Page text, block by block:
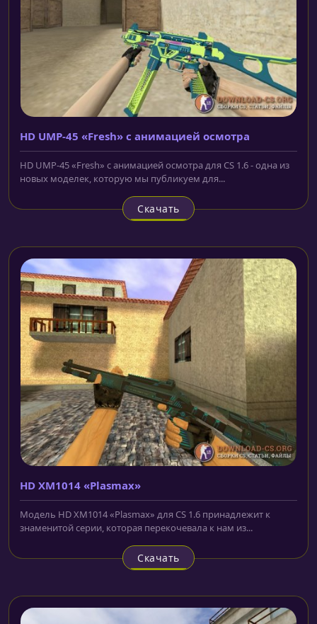
HD UMP-45 «Fresh» с анимацией осмотра
HD UMP-45 «Fresh» с анимацией осмотра для CS 1.6 - одна из
новых моделек, которую мы публикуем для...
Скачать
HD XM1014 «Plasmax»
Модель HD XM1014 «Plasmax» для CS 1.6 принадлежит к
знаменитой серии, которая перекочевала к нам из...
Скачать